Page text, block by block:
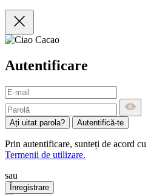
Autentificare
Ați uitat parola? Autentifică-te
Prin autentificare, sunteți de acord cu
Termenii de utilizare.
sau
Înregistrare